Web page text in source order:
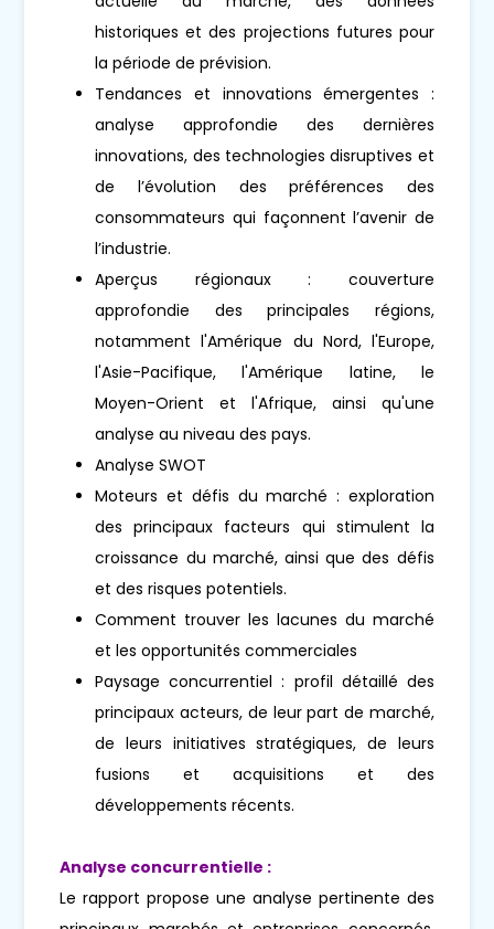
historiques et des projections futures pour
la période de prévision.
Tendances et innovations émergentes :
analyse approfondie des dernières
innovations, des technologies disruptives et
de l’évolution des préférences des
consommateurs qui façonnent l’avenir de
l’industrie.
Aperçus régionaux : couverture
approfondie des principales régions,
notamment l'Amérique du Nord, l'Europe,
l'Asie-Pacifique, l'Amérique latine, le
Moyen-Orient et l'Afrique, ainsi qu'une
analyse au niveau des pays.
Analyse SWOT
Moteurs et défis du marché : exploration
des principaux facteurs qui stimulent la
croissance du marché, ainsi que des défis
et des risques potentiels.
Comment trouver les lacunes du marché
et les opportunités commerciales
Paysage concurrentiel : profil détaillé des
principaux acteurs, de leur part de marché,
de leurs initiatives stratégiques, de leurs
fusions et acquisitions et des
développements récents.
Analyse concurrentielle :
Le rapport propose une analyse pertinente des